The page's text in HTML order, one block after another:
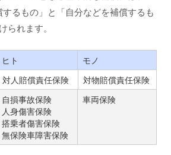
するもの」と「自分などを補償するも
られます。
ヒト
モノ
対人賠償責任保険
対物賠償責任保険
自損事故保険
人身傷害保険
搭乗者傷害保険
無保険車障害保険
車両保険